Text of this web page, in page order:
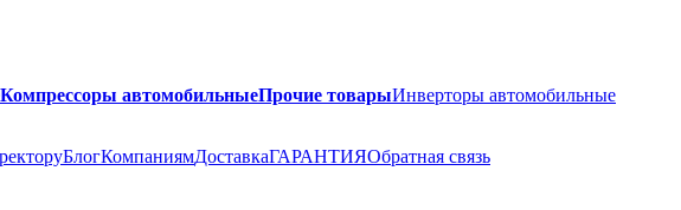
Компрессоры автомобильныеПрочие товарыИнверторы автомобильные
БлогКомпаниямДоставкаГАРАНТИЯОбратная связь